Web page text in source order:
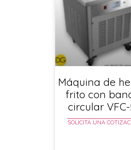
Máquina de
frito con
circular
SOLICITA UNA